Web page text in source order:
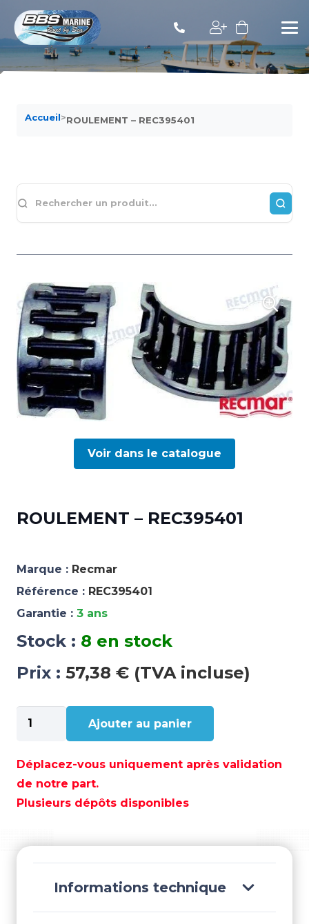
Accueil>ROULEMENT – REC395401
Voir dans le catalogue
ROULEMENT – REC395401
Marque : Recmar
Référence : REC395401
Garantie : 3 ans
Stock : 8 en stock
Prix : 57,38 € (TVA incluse)
quantité
de
-
REC395401
Ajouter au panier
Déplacez-vous uniquement après validation
de notre part.
Plusieurs dépôts disponibles
Informations technique